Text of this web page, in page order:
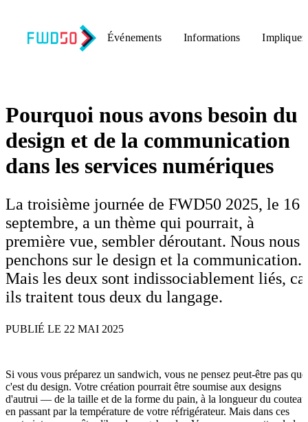
Événements Informations
Pourquoi nous avons besoin du
design et de la communication
dans les services numériques
La troisième journée de FWD50 2025, le 16
septembre, a un thème qui pourrait, à
première vue, sembler déroutant. Nous nous
penchons sur le design et la communication.
Mais les deux sont indissociablement liés,
ils traitent tous deux du langage.
PUBLIÉ LE 22 MAI 2025
Si vous vous préparez un sandwich, vous ne pensez peut-être pas que
c'est du design. Votre création pourrait être soumise aux designs
d'autrui — de la taille et de la forme du pain, à la longueur du
en passant par la température de votre réfrigérateur. Mais dans ces